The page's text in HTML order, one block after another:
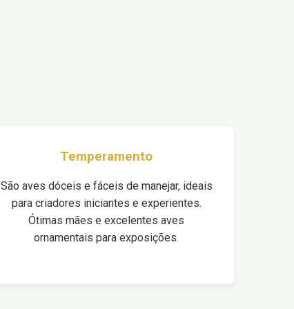
Temperamento
São aves dóceis e fáceis de manejar, ideais
para criadores iniciantes e experientes.
Ótimas mães e excelentes aves
ornamentais para exposições.